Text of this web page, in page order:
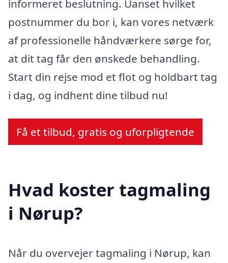
informeret beslutning. Uanset hvilket
postnummer du bor i, kan vores netværk
af professionelle håndværkere sørge for,
at dit tag får den ønskede behandling.
Start din rejse mod et flot og holdbart tag
i dag, og indhent dine tilbud nu!
Få et tilbud, gratis og uforpligtende
Hvad koster tagmaling
i Nørup?
Når du overvejer tagmaling i Nørup, kan